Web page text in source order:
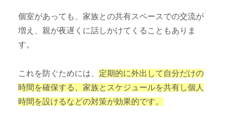
個室があっても、家族との共有スペースでの交流が
増え、親が夜遅くに話しかけてくることもありま
す。
これを防ぐためには、 定期的に外出して自分だけの
時間を確保する、家族とスケジュールを共有し個人
時間を設けるなどの対策が効果的です。